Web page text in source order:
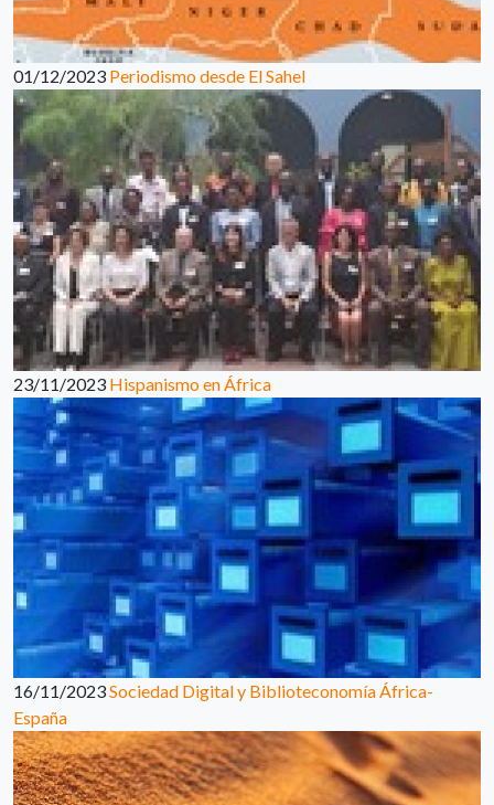
01/12/2023 Periodismo desde El Sahel
23/11/2023 Hispanismo en África
16/11/2023Sociedad Digital y Biblioteconomía África-
España